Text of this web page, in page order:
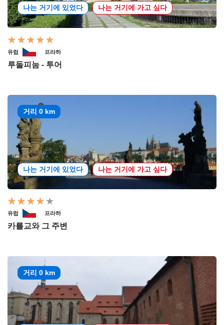
나는 거기에 있었다 나는 거기에 가고 싶다
유럽 프라하
루돌피눔 - 투어
거리 0 km
나는 거기에 있었다 나는 거기에 가고 싶다
유럽 프라하
카를교와 그 주변
거리 0 km